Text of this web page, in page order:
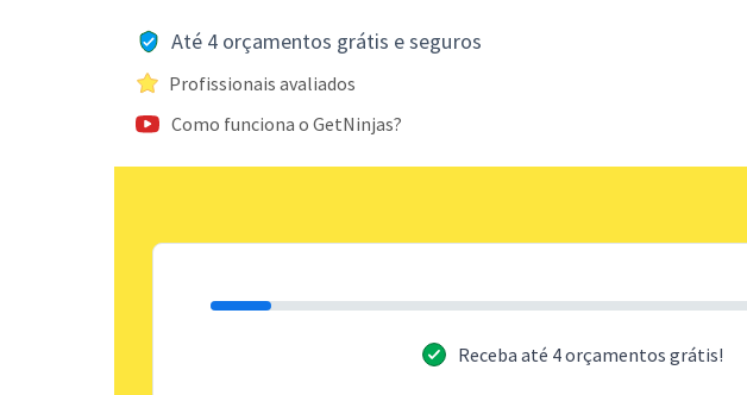
Até 4 orçamentos grátis e seguros
Profissionais avaliados
Como funciona o GetNinjas?
Receba até 4 orçamentos grátis!